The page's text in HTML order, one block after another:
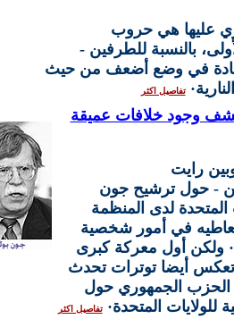
عليها هي حروب
بالنسبة للطرفين -
عادة في وضع أضعف من حيث
تفاصيل اكثر
وجود خلافات عميقة
رايت
- حول ترشيح جون
المتحدة لدى المنظمة
في أمور شخصية
ولكن أول معركة كبرى
تعكس أيضا توترات تحدث
الحزب الجمهوري حول
للولايات المتحدة·تفاصيل اكثر